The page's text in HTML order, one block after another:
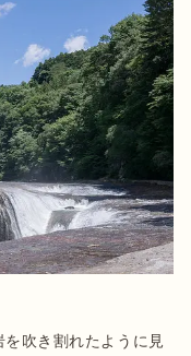
吹き割れたように見